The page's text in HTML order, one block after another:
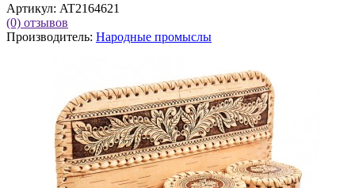
Артикул: AT2164621
(0) отзывов
Производитель: Народные промыслы